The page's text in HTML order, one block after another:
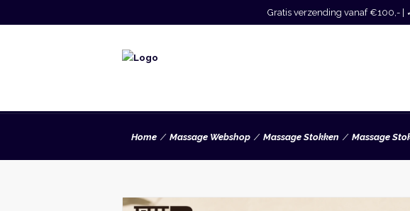
Gratis verzending vanaf €100,-
Home Massage Webshop Massage Stokken Massage